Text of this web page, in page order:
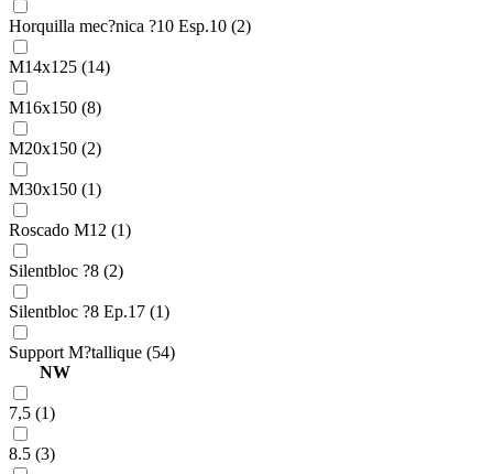
Horquilla mec?nica ?10 Esp.10 (2)
M14x125 (14)
M16x150 (8)
M20x150 (2)
M30x150 (1)
Roscado M12 (1)
Silentbloc ?8 (2)
Silentbloc ?8 Ep.17 (1)
Support M?tallique (54)
NW
7,5 (1)
8.5 (3)